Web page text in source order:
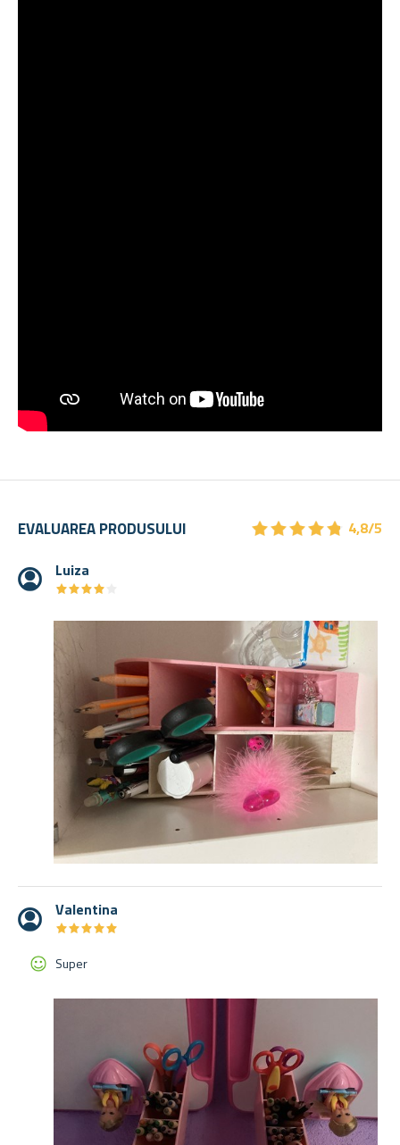
EVALUAREA PRODUSULUI ★★★★★
★★★★★ 4,8/5
Luiza
★★★★
★★★★
Valentina
★★★★★
★★★★★
Super